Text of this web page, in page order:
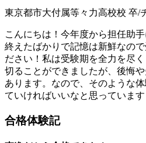
東京都市大付属等々力高校校 卒/
こんにちは！今年度から担任助
終えたばかりで記憶は新鮮なの
ださい！私は受験期を全力を尽
切ることができましたが、後悔
あります。なので、そのような
ていければいいなと思っていま
合格体験記